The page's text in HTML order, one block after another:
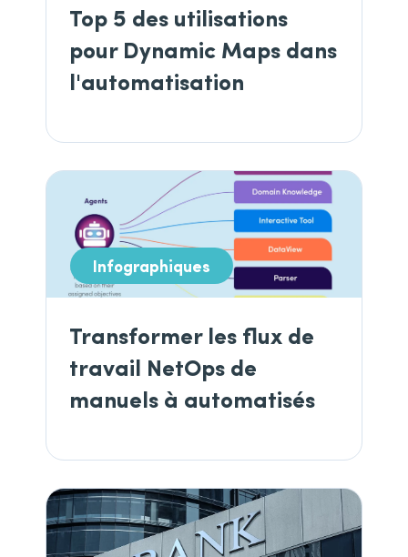
Top 5 des utilisations
pour Dynamic Maps dans
l'automatisation
Infographiques
Transformer les flux de
travail NetOps de
manuels à automatisés